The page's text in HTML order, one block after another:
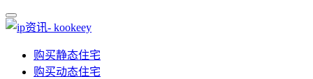
购买静态住宅
购买动态住宅